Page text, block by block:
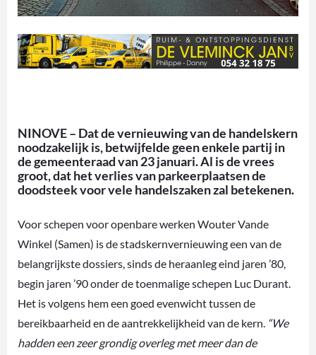
NINOVE – Dat de vernieuwing van de handelskern
noodzakelijk is, betwijfelde geen enkele partij in
de gemeenteraad van 23 januari. Al is de vrees
groot, dat het verlies van parkeerplaatsen de
doodsteek voor vele handelszaken zal betekenen.
Voor schepen voor openbare werken Wouter Vande
Winkel (Samen) is de stadskernvernieuwing een van de
belangrijkste dossiers, sinds de heraanleg eind jaren ’80,
begin jaren ’90 onder de toenmalige schepen Luc Durant.
Het is volgens hem een goed evenwicht tussen de
bereikbaarheid en de aantrekkelijkheid van de kern. “We
hadden een zeer grondig overleg met meer dan de